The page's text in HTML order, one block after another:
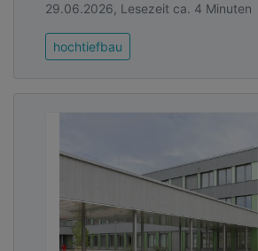
29.06.2026, Lesezeit ca. 4 Minuten
hochtiefbau